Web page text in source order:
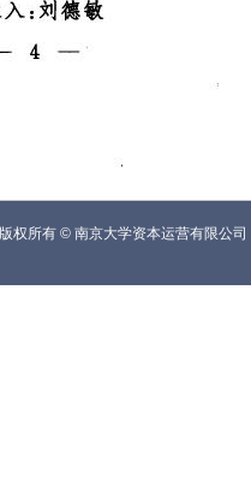
版权所有 ©南京大学资本运营有限公司